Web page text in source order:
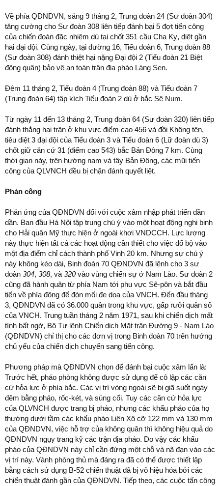
Về phía QĐNDVN, sáng 9 tháng 2, Trung đoàn 24 (Sư đoàn 304)
tăng cường cho Sư đoàn 308 liên tiếp đánh bại 5 đợt tiến công
của chiến đoàn đặc nhiệm dù tại chốt 351 cầu Cha Kỵ, diệt gần
hai đại đội. Cùng ngày, tại đường 16, Tiểu đoàn 6, Trung đoàn 88
(Sư đoàn 308) đánh thiệt hại nặng Đại đội 2 (Tiểu đoàn 21 Biệt
động quân) bảo vệ an toàn trận địa pháo Làng Sen.
Đêm 11 tháng 2, Tiểu đoàn 4 (Trung đoàn 88) và Tiểu đoàn 7
(Trung đoàn 64) tập kích Tiểu đoàn 2 dù ở bắc Sê Num.
Từ ngày 11 đến 13 tháng 2, Trung đoàn 64 (Sư đoàn 320) liên tiếp
đánh thắng hai trận ở khu vực điểm cao 456 và đồi Không tên,
tiêu diệt 3 đại đội của Tiểu đoàn 3 và Tiểu đoàn 6 (Lữ đoàn dù 3)
chốt giữ căn cứ 31 (điểm cao 543) bắc Bản Đông 7 km. Cùng
thời gian này, trên hướng nam và tây Bản Đông, các mũi tiến
công của QLVNCH đều bị chặn đánh quyết liệt.
Phản công
Phản ứng của QĐNDVN đối với cuộc xâm nhập phát triển dần
dần. Ban đầu Hà Nội tập trung chú ý vào một hoạt động nghi binh
cho Hải quân Mỹ thực hiện ở ngoài khơi VNDCCH. Lực lượng
này thực hiện tất cả các hoạt động cần thiết cho việc đổ bộ vào
một địa điểm chỉ cách thành phố Vinh 20 km. Nhưng sự chú ý
này không kéo dài, Binh đoàn 70 QĐNDVN đã lệnh cho 3 sư
đoàn 304, 308, và 320vào vùng chiến sự ở Nam Lào. Sư đoàn 2
cũng đã hành quân từ phía Nam tới phu vực Sê-pôn và bắt đầu
tiến về phía đông để đón mối đe dọa của VNCH. Đến đầu tháng
3, QĐNDVN đã có 36.000 quân trong khu vực, gấp rưỡi quân số
của VNCH. Trung tuần tháng 2 năm 1971, sau khi chiến dịch mất
tính bất ngờ, Bộ Tư lệnh Chiến dịch Mặt trận Đường 9 - Nam Lào
(QĐNDVN) chỉ thị cho các đơn vị trong Binh đoàn 70 trên hướng
chủ yếu của chiến dịch chuyển sang tiến công.
Phương pháp mà QĐNDVN chọn để đánh bại cuộc xâm lấn là:
Trước hết, pháo phòng không được sử dụng để cô lập các căn
cứ hỏa lực ở phía bắc. Các vị trí vòng ngoài sẽ bị giã suốt ngày
đêm bằng pháo, rốc-két, và súng cối. Tuy các căn cứ hỏa lực
của QLVNCH được trang bị pháo, nhưng các khẩu pháo của họ
thường dưới tầm các khẩu pháo Liên Xô cỡ 122 mm và 130 mm
của QĐNDVN, việc hỗ trợ của không quân thì không hiệu quả do
QĐNDVN ngụy trang kỹ các trận địa pháo. Do vậy các khẩu
pháo của QĐNDVN này chỉ cần đứng một chỗ và nã đạn vào các
vị trí này. Vành phòng thủ mà đáng ra đã có thể được thiết lập
bằng cách sử dụng B-52 chiến thuật đã bị vô hiệu hóa bởi các
chiến thuật đánh gần của QĐNDVN. Tiếp theo, các cuộc tấn công